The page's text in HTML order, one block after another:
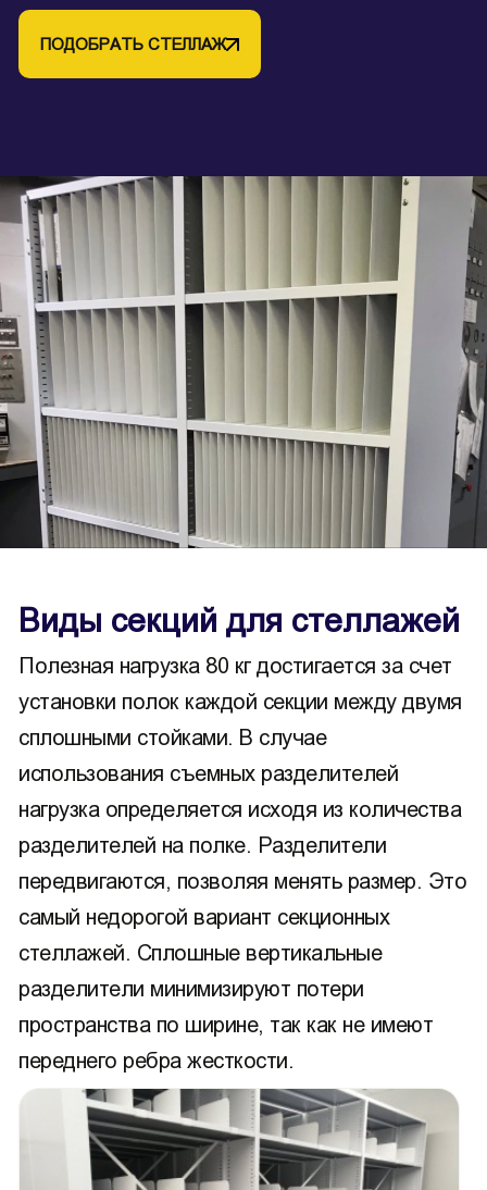
ПОДОБРАТЬ СТЕЛЛАЖ
Виды секций для стеллажей
Полезная нагрузка 80 кг достигается за счет
установки полок каждой секции между двумя
сплошными стойками. В случае
использования съемных разделителей
нагрузка определяется исходя из количества
разделителей на полке. Разделители
передвигаются, позволяя менять размер. Это
самый недорогой вариант секционных
стеллажей. Сплошные вертикальные
разделители минимизируют потери
пространства по ширине, так как не имеют
переднего ребра жесткости.